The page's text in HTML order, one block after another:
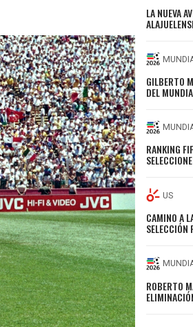
LA NUEVA
GILBERTO
DEL
RANKING
US
CAMINO A
ROBERTO